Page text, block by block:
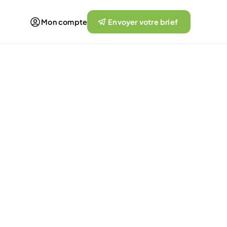
Mon compte Envoyer votre brief